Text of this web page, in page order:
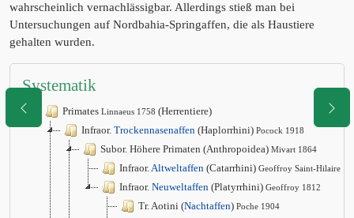
wahrscheinlich vernachlässigbar. Allerdings stieß man bei
Untersuchungen auf Nordbahia-Springaffen, die als Haustiere
gehalten wurden.
Systematik
Primates Linnaeus 1758 (Herrentiere)
Infraor. Trockennasenaffen (Haplorrhini) Pocock 1918
Subor. Höhere Primaten (Anthropoidea) Mivart 1864
Infraor.Altweltaffen (Catarrhini) Geoffroy Saint-Hilaire
Infraor. Neuweltaffen (Platyrrhini) Geoffroy 1812
Tr. Aotini (Nachtaffen) Poche 1904